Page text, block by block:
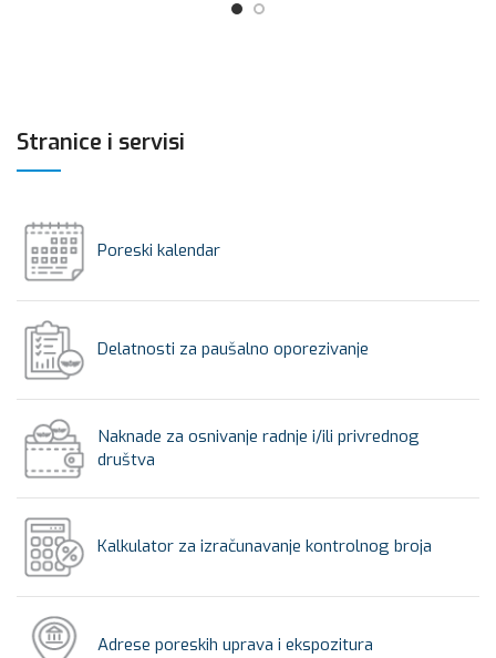
Stranice i servisi
Poreski kalendar
Delatnosti za paušalno oporezivanje
Naknade za osnivanje radnje i/ili privrednog
društva
Kalkulator za izračunavanje kontrolnog broja
Adrese poreskih uprava i ekspozitura